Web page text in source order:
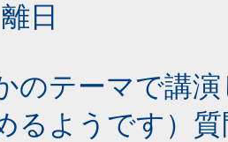
日
のテーマで講
るようです）